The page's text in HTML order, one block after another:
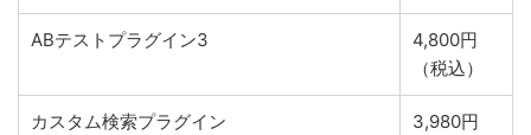
ABテストプラグイン3
4,800円
（税込）
カスタム検索プラグイン
3,980円